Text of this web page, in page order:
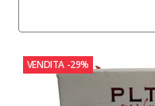
VENDITA -29%